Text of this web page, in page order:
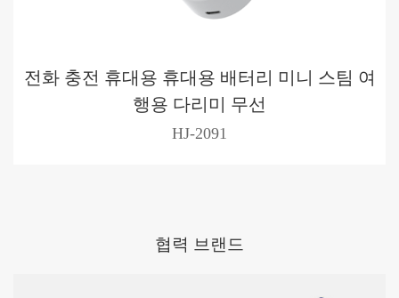
전화 충전 휴대용 휴대용 배터리 미니 스팀 여
행용 다리미 무선
HJ-2091
협력 브랜드